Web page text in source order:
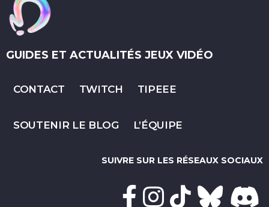
GUIDES ET ACTUALITÉS JEUX VIDÉO
CONTACT TWITCH TIPEEE
SOUTENIR LE BLOG L’ÉQUIPE
SUIVRE SUR LES RÉSEAUX SOCIAUX